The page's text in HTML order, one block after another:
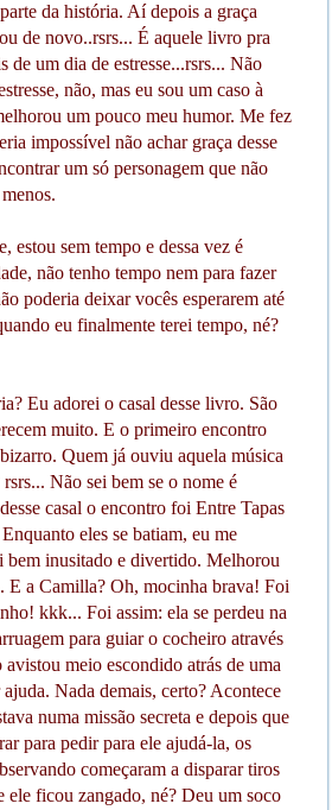
da história. Aí depois a graça
de novo..rsrs... É aquele livro pra
de um dia de estresse...rsrs... Não
não, mas eu sou um caso à
um pouco meu humor. Me fez
impossível não achar graça desse
um só personagem que não
estou sem tempo e dessa vez é
não tenho tempo nem para fazer
poderia deixar vocês esperarem até
eu finalmente terei tempo, né?
Eu adorei o casal desse livro. São
muito. E o primeiro encontro
Quem já ouviu aquela música
Não sei bem se o nome é
casal o encontro foi Entre Tapas
eles se batiam, eu me
bem inusitado e divertido. Melhorou
E a Camilla? Oh, mocinha brava! Foi
kkk... Foi assim: ela se perdeu na
para guiar o cocheiro através
meio escondido atrás de uma
Nada demais, certo? Acontece
numa missão secreta e depois que
para pedir para ele ajudá-la, os
começaram a disparar tiros
ele ficou zangado, né? Deu um soco